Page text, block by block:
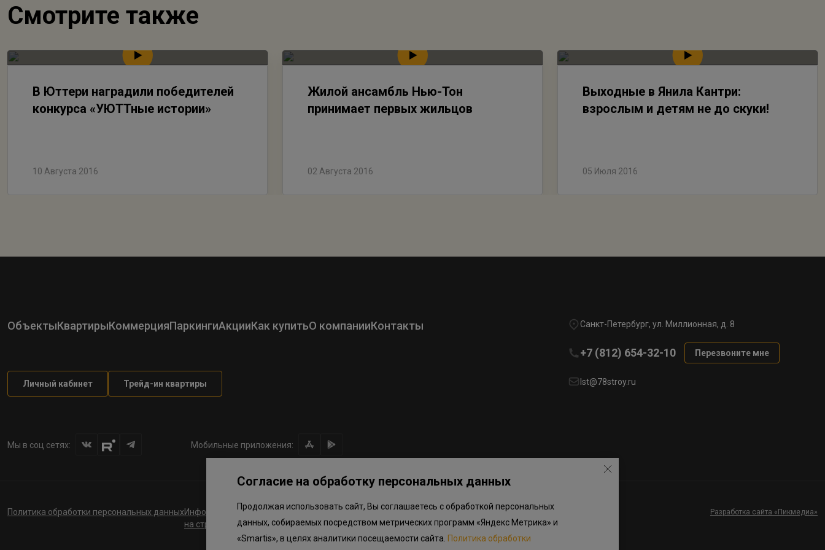
Смотрите также
В Юттери наградили победителей
конкурса «УЮТТные истории»
10 Августа 2016
Жилой ансамбль Нью-Тон
принимает первых жильцов
02 Августа 2016
Выходные в Янила Кантри:
взрослым и детям не до скуки!
05 Июля 2016
ОбъектыКвартирыКоммерцияПаркингиАкцииКак купитьО компанииКонтакты
Личный кабинет Трейд-ин квартиры
Санкт-Петербург, ул. Миллионная, д. 8
+7 (812) 654-32-10 Перезвоните мне
lst@78stroy.ru
Мы в соц сетях: Мобильные приложения:
Политика обработки персональных данныхИнформация о плановом направлении средств
на строительство соц.объектов в Окле
Правила программы лояльности Разработка сайта «Пикмедиа»
Согласие на обработку персональных данных
Продолжая использовать сайт, Вы соглашаетесь с обработкой персональных
данных, собираемых посредством метрических программ «Яндекс Метрика» и
«Smartis», в целях аналитики посещаемости сайта. Политика обработки